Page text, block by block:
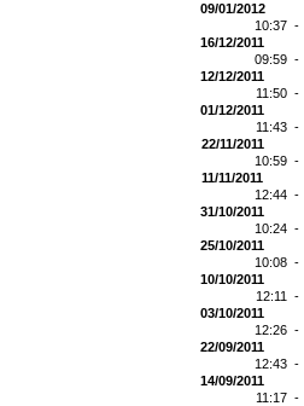
09/01/2012
10:37 -
16/12/2011
09:59 -
12/12/2011
11:50 -
01/12/2011
11:43 -
22/11/2011
10:59 -
11/11/2011
12:44 -
31/10/2011
10:24 -
25/10/2011
10:08 -
10/10/2011
12:11 -
03/10/2011
12:26 -
22/09/2011
12:43 -
14/09/2011
11:17 -